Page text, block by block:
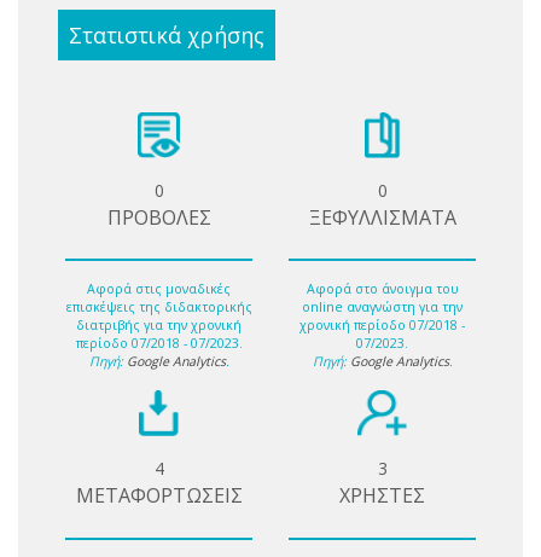
Στατιστικά χρήσης
0
ΠΡΟΒΟΛΕΣ
Αφορά στις μοναδικές
επισκέψεις της διδακτορικής
διατριβής για την χρονική
περίοδο 07/2018 - 07/2023.
Πηγή: Google Analytics.
0
ΞΕΦΥΛΛΙΣΜΑΤΑ
Αφορά στο άνοιγμα του
online αναγνώστη για την
χρονική περίοδο 07/2018 -
07/2023.
Πηγή: Google Analytics.
4
ΜΕΤΑΦΟΡΤΩΣΕΙΣ
3
ΧΡΗΣΤΕΣ